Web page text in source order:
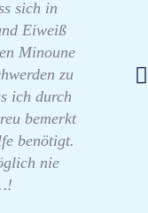
sich in
Eiweiß
Minoune
zu
ich durch
bemerkt
benötigt.
nie